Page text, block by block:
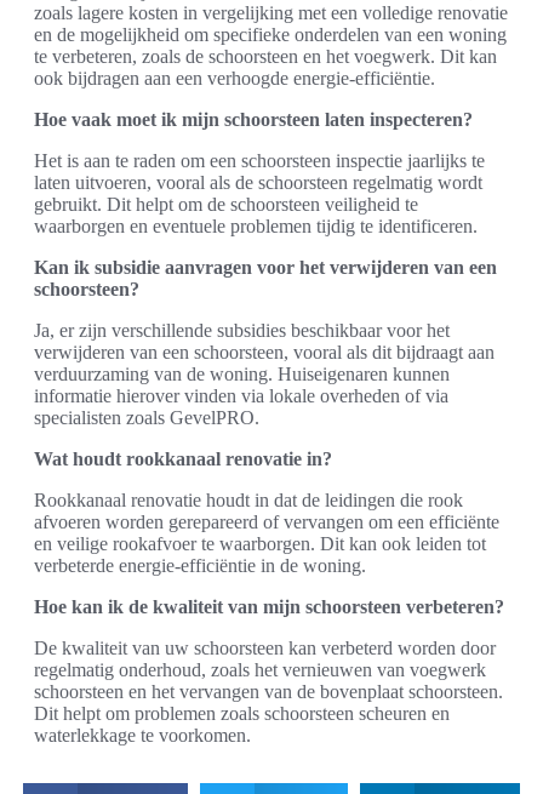
zoals lagere kosten in vergelijking met een volledige renovatie
en de mogelijkheid om specifieke onderdelen van een woning
te verbeteren, zoals de schoorsteen en het voegwerk. Dit kan
ook bijdragen aan een verhoogde energie-efficiëntie.
Hoe vaak moet ik mijn schoorsteen laten inspecteren?
Het is aan te raden om een schoorsteen inspectie jaarlijks te
laten uitvoeren, vooral als de schoorsteen regelmatig wordt
gebruikt. Dit helpt om de schoorsteen veiligheid te
waarborgen en eventuele problemen tijdig te identificeren.
Kan ik subsidie aanvragen voor het verwijderen van een
schoorsteen?
Ja, er zijn verschillende subsidies beschikbaar voor het
verwijderen van een schoorsteen, vooral als dit bijdraagt aan
verduurzaming van de woning. Huiseigenaren kunnen
informatie hierover vinden via lokale overheden of via
specialisten zoals GevelPRO.
Wat houdt rookkanaal renovatie in?
Rookkanaal renovatie houdt in dat de leidingen die rook
afvoeren worden gerepareerd of vervangen om een efficiënte
en veilige rookafvoer te waarborgen. Dit kan ook leiden tot
verbeterde energie-efficiëntie in de woning.
Hoe kan ik de kwaliteit van mijn schoorsteen verbeteren?
De kwaliteit van uw schoorsteen kan verbeterd worden door
regelmatig onderhoud, zoals het vernieuwen van voegwerk
schoorsteen en het vervangen van de bovenplaat schoorsteen.
Dit helpt om problemen zoals schoorsteen scheuren en
waterlekkage te voorkomen.